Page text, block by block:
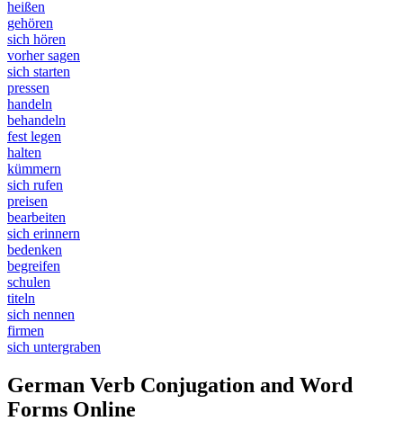
heißen
gehören
sich hören
vorher sagen
sich starten
pressen
handeln
behandeln
fest legen
halten
kümmern
sich rufen
preisen
bearbeiten
sich erinnern
bedenken
begreifen
schulen
titeln
sich nennen
firmen
sich untergraben
German Verb Conjugation and Word
Forms Online